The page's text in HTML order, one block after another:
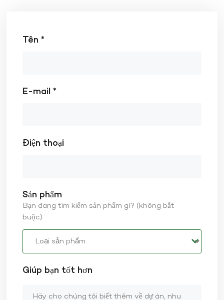
Tên *
E-mail *
Điện thoại
Sản phẩm
Bạn đang tìm kiếm sản phẩm gì? (không bắt
buộc)
Giúp bạn tốt hơn